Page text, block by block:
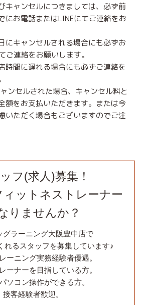
キャンセルにつきましては、必ず前
にお電話またはLINEにてご連絡をお
にキャンセルされる場合にも必ずお
ご連絡をお願いします。
時間に遅れる場合にも必ずご連絡を
ンセルされた場合、キャンセル料と
額をお支払いただきます。または今
いただく場合もございますのでご注
フ(求人)募集！
ットネストレーナー
りませんか？
グラーニング大阪豊中店で
れるスタッフを募集しています♪
ーニング実務経験者優遇。
ーナーを目指している方。
ソコン操作ができる方。
接客経験者歓迎。